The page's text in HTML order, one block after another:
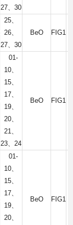
27、 30
25、
26、
27、 30
BeO FIG1
01-
10、
15、
17、
19、
20、
21、
23、 24
BeO FIG1
01-
10、
15、
17、
19、
20、
BeO FIG1